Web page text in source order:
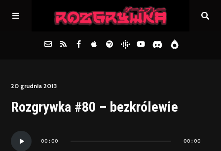
Archiwum
FAQs
20 grudnia 2013
Rozgrywka #80 – bezkrólewie
Odtwarzacz
plików
00:00 00:00